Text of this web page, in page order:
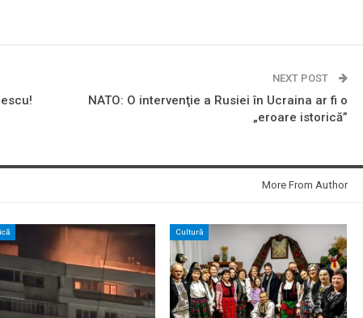
NEXT POST
NATO: O intervenţie a Rusiei în Ucraina ar fi o
„eroare istorică”
More From Author
Cultură